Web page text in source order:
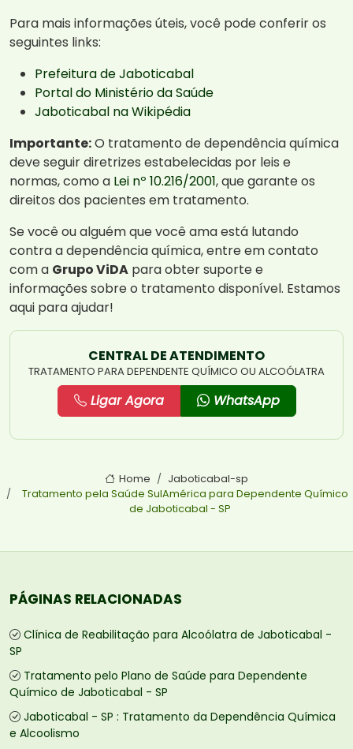
Para mais informações úteis, você pode conferir os
seguintes links:
Prefeitura de Jaboticabal
Portal do Ministério da Saúde
Jaboticabal na Wikipédia
Importante:O tratamento de dependência química
deve seguir diretrizes estabelecidas por leis e
normas, como a Lei nº 10.216/2001, que garante os
direitos dos pacientes em tratamento.
Se você ou alguém que você ama está lutando
contra a dependência química, entre em contato
com a Grupo ViDA para obter suporte e
informações sobre o tratamento disponível. Estamos
aqui para ajudar!
CENTRAL DE ATENDIMENTO
TRATAMENTO PARA DEPENDENTE QUÍMICO OU ALCOÓLATRA
Ligar Agora WhatsApp
Home
Jaboticabal-sp
Tratamento pela Saúde SulAmérica para Dependente Químico
de Jaboticabal - SP
PÁGINAS RELACIONADAS
Clínica de Reabilitação para Alcoólatra de Jaboticabal -
SP
Tratamento pelo Plano de Saúde para Dependente
Químico de Jaboticabal - SP
Jaboticabal - SP : Tratamento da Dependência Química
e Alcoolismo